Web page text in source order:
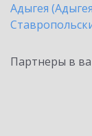
Адыгея
Партнеры в